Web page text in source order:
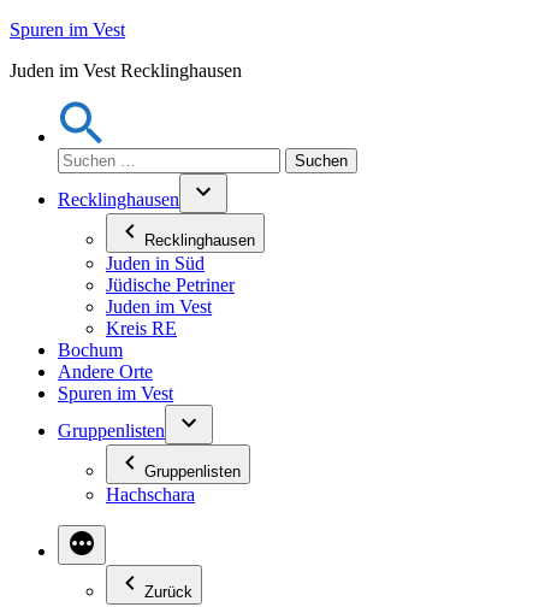
Zum
springen
Spuren im Vest
Juden im Vest Recklinghausen
Suchen
nach:
Recklinghausen
Recklinghausen
Juden in Süd
Jüdische Petriner
Juden im Vest
Kreis RE
Bochum
Andere Orte
Spuren im Vest
Gruppenlisten
Gruppenlisten
Hachschara
Zurück